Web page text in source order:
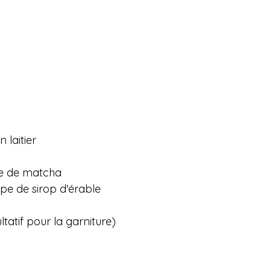
laitier
de matcha
de sirop d'érable
pour la garniture)